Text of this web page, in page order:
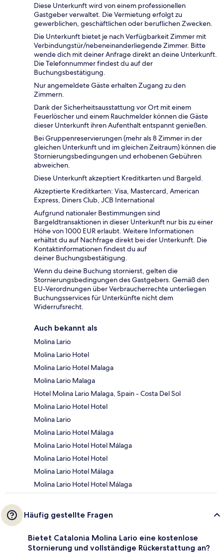
Diese Unterkunft wird von einem professionellen
Gastgeber verwaltet. Die Vermietung erfolgt zu
gewerblichen, geschäftlichen oder beruflichen Zwecken.
Die Unterkunft bietet je nach Verfügbarkeit Zimmer mit
Verbindungstür/nebeneinanderliegende Zimmer. Bitte
wende dich mit deiner Anfrage direkt an deine Unterkunft.
Die Telefonnummer findest du auf der
Buchungsbestätigung.
Nur angemeldete Gäste erhalten Zugang zu den
Zimmern.
Dank der Sicherheitsausstattung vor Ort mit einem
Feuerlöscher und einem Rauchmelder können die Gäste
dieser Unterkunft ihren Aufenthalt entspannt genießen.
Bei Gruppenreservierungen (mehr als 8 Zimmer in der
gleichen Unterkunft und im gleichen Zeitraum) können die
Stornierungsbedingungen und erhobenen Gebühren
abweichen.
Diese Unterkunft akzeptiert Kreditkarten und Bargeld.
Akzeptierte Kreditkarten: Visa, Mastercard, American
Express, Diners Club, JCB International
Aufgrund nationaler Bestimmungen sind
Bargeldtransaktionen in dieser Unterkunft nur bis zu einer
Höhe von 1000 EUR erlaubt. Weitere Informationen
erhältst du auf Nachfrage direkt bei der Unterkunft. Die
Kontaktinformationen findest du auf
deiner Buchungsbestätigung.
Wenn du deine Buchung stornierst, gelten die
Stornierungsbedingungen des Gastgebers. Gemäß den
EU-Verordnungen über Verbraucherrechte unterliegen
Buchungsservices für Unterkünfte nicht dem
Widerrufsrecht.
Auch bekannt als
Molina Lario
Molina Lario Hotel
Molina Lario Hotel Malaga
Molina Lario Malaga
Hotel Molina Lario Malaga, Spain - Costa Del Sol
Molina Lario Hotel Hotel
Molina Lario
Molina Lario Hotel Málaga
Molina Lario Hotel Hotel Málaga
Molina Lario Hotel Hotel
Molina Lario Hotel Málaga
Molina Lario Hotel Hotel Málaga
Häufig gestellte Fragen
Bietet Catalonia Molina Lario eine kostenlose
Stornierung und vollständige Rückerstattung an?